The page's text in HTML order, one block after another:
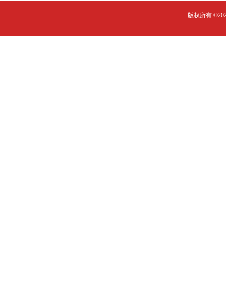
版权所有